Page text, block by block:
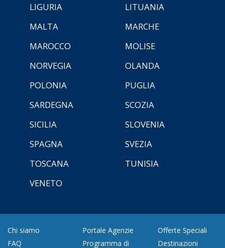
LIGURIA
LITUANIA
MALTA
MARCHE
MAROCCO
MOLISE
NORVEGIA
OLANDA
POLONIA
PUGLIA
SARDEGNA
SCOZIA
SICILIA
SLOVENIA
SPAGNA
SVEZIA
TOSCANA
TUNISIA
VENETO
Chi siamo
FAQ
Portale Agenzie
Programma di
Offerte Speciali
Destinazioni